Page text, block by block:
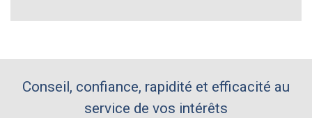
Conseil, confiance, rapidité et efficacité au
service de vos intérêts